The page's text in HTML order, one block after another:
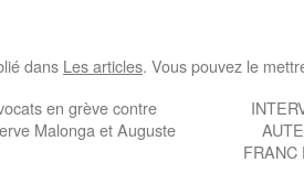
dans Les articles. Vous pouvez le
en grève contre
Malonga et Auguste